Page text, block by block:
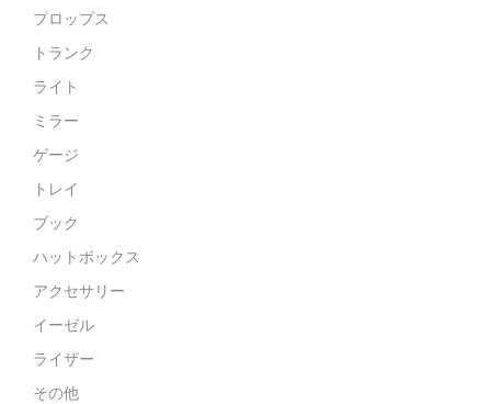
プロップス
トランク
ライト
ミラー
ゲージ
トレイ
ブック
ハットボックス
アクセサリー
イーゼル
ライザー
その他